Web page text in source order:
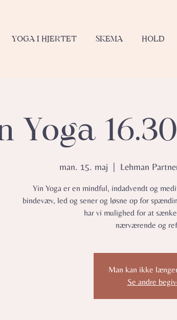
YOGA I HJERTET SKEMA HOLD
Yoga
man. 15. maj Lehman
Yin Yoga er en mindful, indadvendt og
bindevæv, led og sener og løsne op for
har vi mulighed for at
nærværende og
Man kan ikke
Se andre